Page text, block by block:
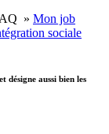
» Mon job
sociale
désigne aussi bien les